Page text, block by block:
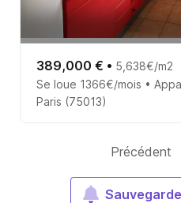
389,000 € • 5,638€/m2
Se loue 1366€/mois •
Paris (75013)
Précédent